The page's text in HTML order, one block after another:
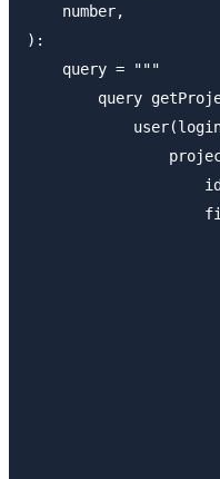
    number,
):
    query = """
query